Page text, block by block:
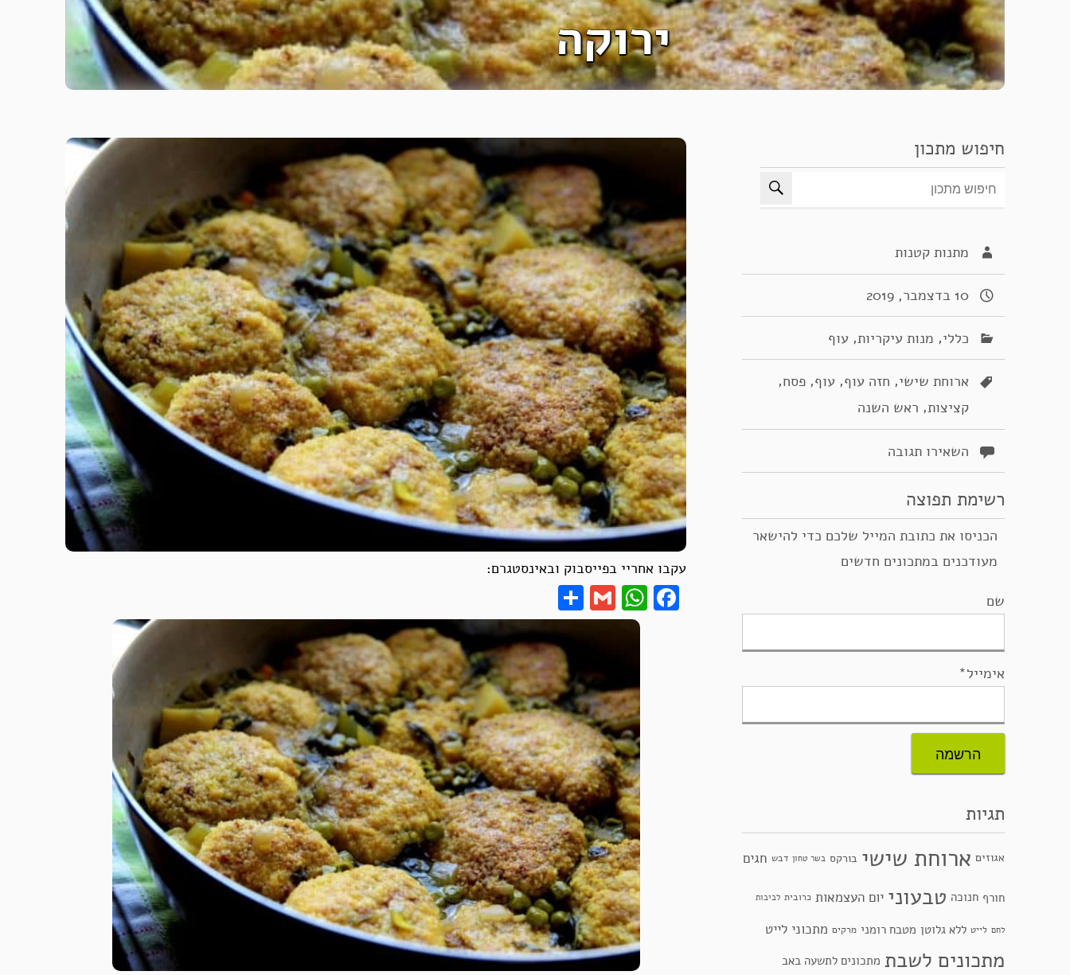
ירוקה
עקבו אחריי בפייסבוק ובאינסטגרם:
Facebook
WhatsApp
Gmail
חיפוש מתכון
מתנות קטנות
10 בדצמבר, 2019
כללי, מנות עיקריות, עוף
ארוחת שישי, חזה עוף, עוף, פסח,
קציצות, ראש השנה
השאירו תגובה
רשימת תפוצה
הכניסו את כתובת המייל שלכם כדי להישאר
מעודכנים במתכונים חדשים
שם
אימייל*
תגיות
אגוזים ארוחת שישי בורקס בשר טחון דבש חגים
חורף חנוכה טבעוני יום העצמאות כרובית לביבות
לחם לייט ללא גלוטן מטבח רומני מרקים מתכוני לייט
מתכונים לשבת מתכונים לתשעה באב